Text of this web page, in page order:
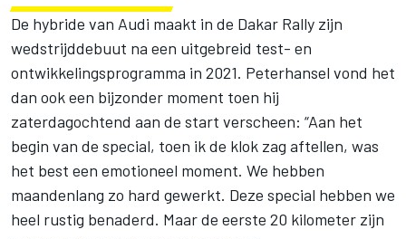
De hybride van Audi maakt in de Dakar Rally zijn
wedstrijddebuut na een uitgebreid test- en
ontwikkelingsprogramma in 2021. Peterhansel vond het
dan ook een bijzonder moment toen hij
zaterdagochtend aan de start verscheen: “Aan het
begin van de special, toen ik de klok zag aftellen, was
het best een emotioneel moment. We hebben
maandenlang zo hard gewerkt. Deze special hebben we
heel rustig benaderd. Maar de eerste 20 kilometer zijn